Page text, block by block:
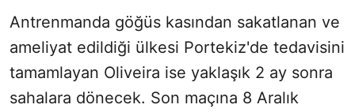
Antrenmanda göğüs kasından sakatlanan ve
ameliyat edildiği ülkesi Portekiz'de tedavisini
tamamlayan Oliveira ise yaklaşık 2 ay sonra
sahalara dönecek. Son maçına 8 Aralık